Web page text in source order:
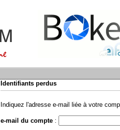
Identifiants perdus
Indiquez l'adresse e-mail liée à votre
e-mail du compte :